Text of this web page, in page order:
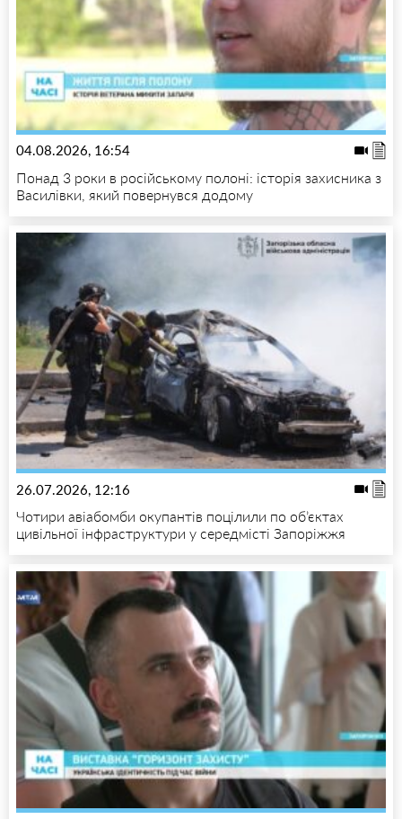
04.08.2026, 16:54
Понад 3 роки в російському полоні: історія захисника з
Василівки, який повернувся додому
26.07.2026, 12:16
Чотири авіабомби окупантів поцілили по об’єктах
цивільної інфраструктури у середмісті Запоріжжя